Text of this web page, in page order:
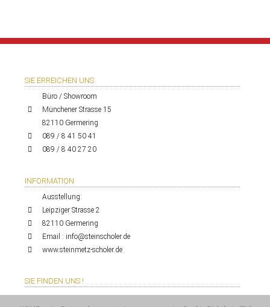
SIE ERREICHEN UNS
Büro / Showroom
Münchener Strasse 15
82110 Germering
089 / 8 41 50 41
089 / 8 40 27 20
INFORMATION
Ausstellung:
Leipziger Strasse 2
82110 Germering
Email : info@steinscholer.de
www.steinmetz-scholer.de
SIE FINDEN UNS !